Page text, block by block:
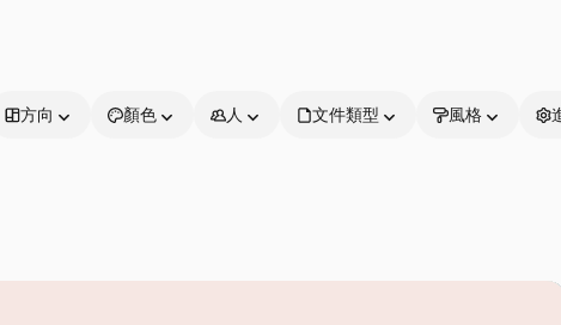
方向 顏色 人 文件類型 風格